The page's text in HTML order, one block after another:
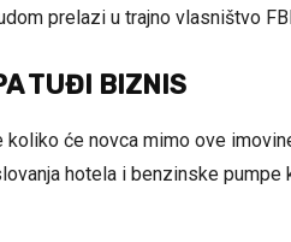
prelazi u trajno vlasništvo
TUĐI BIZNIS
koliko će novca mimo ove
hotela i benzinske